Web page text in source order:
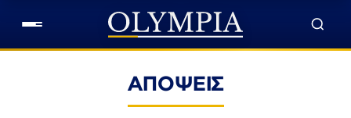
ΑΠΟΨΕΙΣ